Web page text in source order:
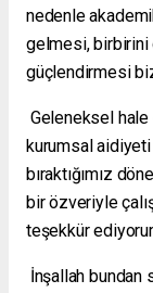
nedenle
gelmesi, birbirini
güçlendirmesi
Geleneksel hale
kurumsal
bıraktığımız
bir özveriyle
teşekkür
İnşallah bundan